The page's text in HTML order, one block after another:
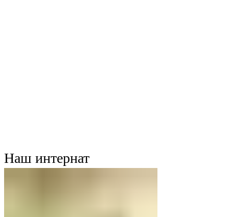
Наш интернат